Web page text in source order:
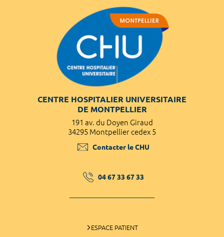
CENTRE HOSPITALIER UNIVERSITAIRE
DE MONTPELLIER
191 av. du Doyen Giraud
34295 Montpellier cedex 5
Contacter le CHU
04 67 33 67 33
ESPACE PATIENT